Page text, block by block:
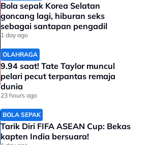
Bola sepak Korea Selatan
goncang lagi, hiburan seks
sebagai santapan pengadil
1 day ago
OLAHRAGA
9.94 saat! Tate Taylor muncul
pelari pecut terpantas remaja
dunia
23 hours ago
BOLA SEPAK
Tarik Diri FIFA ASEAN Cup: Bekas
kapten India bersuara!